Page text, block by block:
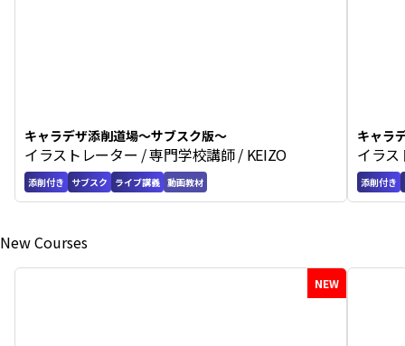
キャラデザ添削道場〜サブスク版〜
イラストレーター / 専門学校講師 / KEIZO
添削付き サブスク ライブ講義 動画教材
キャラ
編〜
イラス
添削付き
New Courses
NEW